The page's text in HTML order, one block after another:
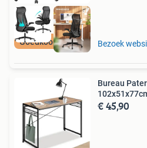
Goedkoopste van NL Bezoek
Bureau
€ 45,90